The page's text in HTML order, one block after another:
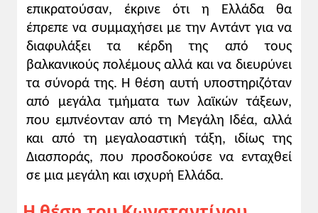
όφελος της Ελλάδας να μη συμμαχήσει με
την Αντάντ. Στην πραγματικότητα, όπως η
επιστημονική έρευνα (George B. Leon,
Greece and the Great Powers, 1914-1917,
Thessaloniki, Institute for Balkan Studies,
1974) έχει πλέον σήμερα αποδείξει μετά
από εξέταση των γερμανικών αρχείων, ο
Κωνσταντίνος επικοινωνούσε συνεχώς,
κατά τη διάρκεια αυτής της κρίσιμης
περιόδου, με τον Γερμανό αυτοκράτορα,
ζητώντάς του να εντάξει και την Ελλάδα στα
επικρατούσαν, έκρινε ότι η Ελλάδα θα
έπρεπε να συμμαχήσει με την Αντάντ για να
διαφυλάξει τα κέρδη της από τους
βαλκανικούς πολέμους αλλά και να διευρύνει
τα σύνορά της. Η θέση αυτή υποστηριζόταν
από μεγάλα τμήματα των λαϊκών τάξεων,
που εμπνέονταν από τη Μεγάλη Ιδέα, αλλά
και από τη μεγαλοαστική τάξη, ιδίως της
Διασποράς, που προσδοκούσε να ενταχθεί
σε μια μεγάλη και ισχυρή Ελλάδα.